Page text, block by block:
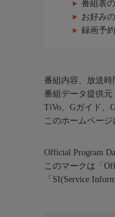
番組表
お好み
録画予
番組内容、放送時
番組データ提供元
TiVo、Gガイド、
このホームペー
Official Program
このマークは「
「SI(Service